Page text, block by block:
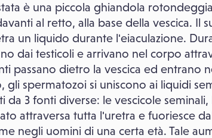
è una piccola ghiandola
al retto, alla base della vescica. Il
un liquido durante l'eiaculazione.
dai testicoli e arrivano nel corpo
passano dietro la vescica ed entrano
gli spermatozoi si uniscono ai liquidi
da 3 fonti diverse: le vescicole
attraversa tutta l'uretra e fuoriesce
negli uomini di una certa età. Tale